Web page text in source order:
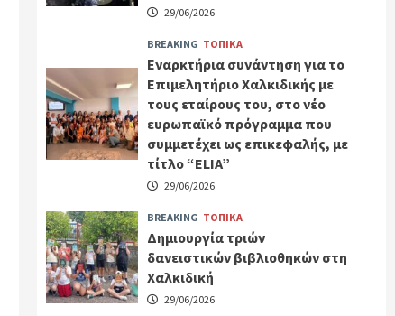
29/06/2026
BREAKING ΤΟΠΙΚΑ
Εναρκτήρια συνάντηση για το
Επιμελητήριο Χαλκιδικής με
τους εταίρους του, στο νέο
ευρωπαϊκό πρόγραμμα που
συμμετέχει ως επικεφαλής, με
τίτλο “ELIA”
29/06/2026
BREAKING ΤΟΠΙΚΑ
Δημιουργία τριών
δανειστικών βιβλιοθηκών στη
Χαλκιδική
29/06/2026